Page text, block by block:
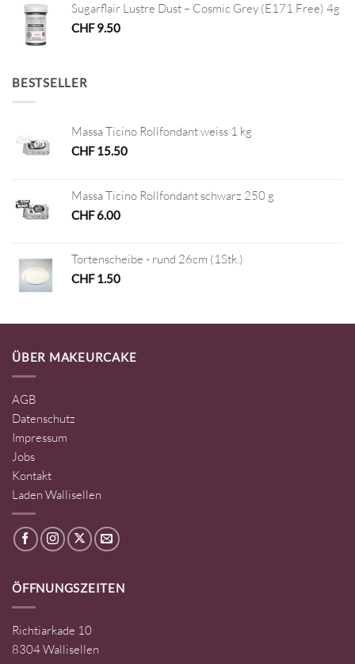
Sugarflair Lustre Dust – Cosmic Grey (E171 Free) 4g
CHF9.50
BESTSELLER
Massa Ticino Rollfondant weiss 1 kg
CHF15.50
Massa Ticino Rollfondant schwarz 250 g
CHF6.00
Tortenscheibe - rund 26cm (1Stk.)
CHF1.50
ÜBER MAKEURCAKE
AGB
Datenschutz
Impressum
Jobs
Kontakt
Laden Wallisellen
ÖFFNUNGSZEITEN
Richtiarkade 10
8304 Wallisellen